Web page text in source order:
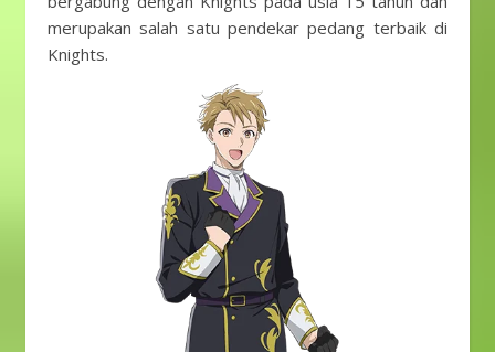
merupakan salah satu pendekar pedang terbaik di
Knights.